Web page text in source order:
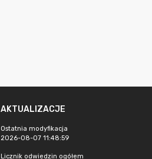
AKTUALIZACJE
Ostatnia modyfikacja
2026-08-07 11:48:59
Licznik odwiedzin ogółem